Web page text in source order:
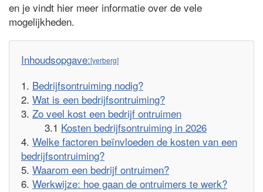
en je vindt hier meer informatie over de vele
mogelijkheden.
Inhoudsopgave:
Bedrijfsontruiming nodig?
Wat is een bedrijfsontruiming?
Zo veel kost een bedrijf ontruimen
Kosten bedrijfsontruiming in 2026
Welke factoren beïnvloeden de kosten van een
bedrijfsontruiming?
Waarom een bedrijf ontruimen?
Werkwijze: hoe gaan de ontruimers te werk?